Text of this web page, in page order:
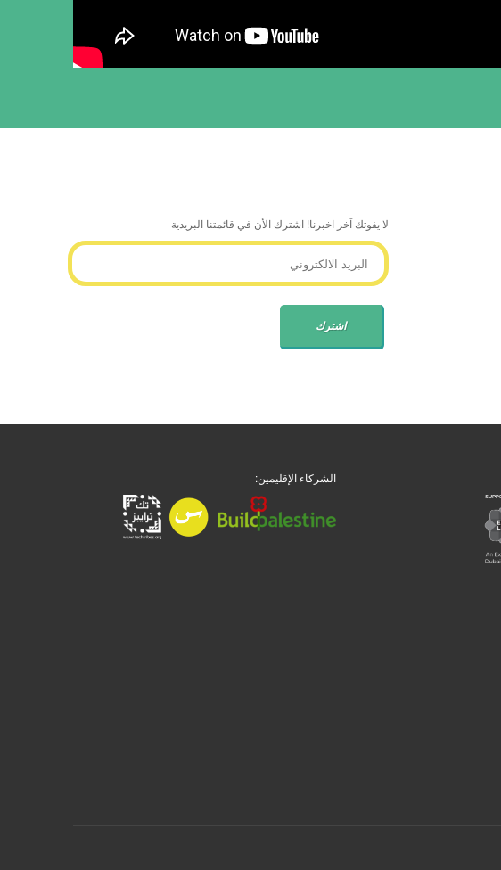
لا يفوتك آخر اخبرنا! اشترك الأن في قائمتنا البريدية
الشركاء الإقليمين: